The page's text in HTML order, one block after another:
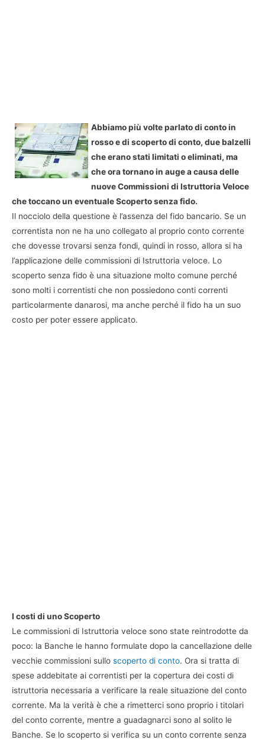
Abbiamo più volte parlato di conto in
rosso e di scoperto di conto, due balzelli
che erano stati limitati o eliminati, ma
che ora tornano in auge a causa delle
nuove Commissioni di Istruttoria Veloce
che toccano un eventuale Scoperto senza fido.
Il nocciolo della questione è l’assenza del fido bancario. Se un
correntista non ne ha uno collegato al proprio conto corrente
che dovesse trovarsi senza fondi, quindi in rosso, allora si ha
l’applicazione delle commissioni di Istruttoria veloce. Lo
scoperto senza fido è una situazione molto comune perché
sono molti i correntisti che non possiedono conti correnti
particolarmente danarosi, ma anche perché il fido ha un suo
costo per poter essere applicato.
I costi di uno Scoperto
Le commissioni di Istruttoria veloce sono state reintrodotte da
poco: la Banche le hanno formulate dopo la cancellazione delle
vecchie commissioni sullo scoperto di conto. Ora si tratta di
spese addebitate ai correntisti per la copertura dei costi di
istruttoria necessaria a verificare la reale situazione del conto
corrente. Ma la verità è che a rimetterci sono proprio i titolari
del conto corrente, mentre a guadagnarci sono al solito le
Banche. Se lo scoperto si verifica su un conto corrente senza